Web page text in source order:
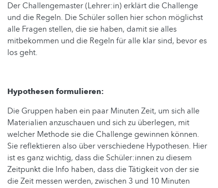
Der Challengemaster (Lehrer:in) erklärt die Challenge
und die Regeln. Die Schüler sollen hier schon möglichst
alle Fragen stellen, die sie haben, damit sie alles
mitbekommen und die Regeln für alle klar sind, bevor es
los geht.
Hypothesen formulieren:
Die Gruppen haben ein paar Minuten Zeit, um sich alle
Materialien anzuschauen und sich zu überlegen, mit
welcher Methode sie die Challenge gewinnen können.
Sie reflektieren also über verschiedene Hypothesen. Hier
ist es ganz wichtig, dass die Schüler:innen zu diesem
Zeitpunkt die Info haben, dass die Tätigkeit von der sie
die Zeit messen werden, zwischen 3 und 10 Minuten